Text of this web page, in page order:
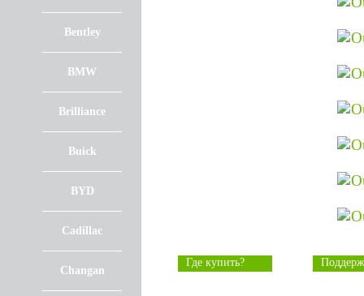
Bentley
BMW
Brilliance
Buick
BYD
Cadillac
Changan
Где купить?